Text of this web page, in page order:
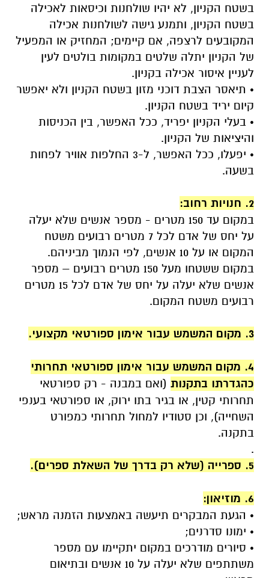
בשטח הקניון, לא יהיו שולחנות וכיסאות לאכילה
בשטח הקניון, ותמנע גישה לשולחנות אכילה
המקובעים לרצפה, אם קיימים; המחזיק או המפעיל
של הקניון יתלה שלטים במקומות בולטים לעין
לעניין איסור אכילה בקניון.
• תיאסר הצבת דוכני מזון בשטח הקניון ולא יאפשר
קיום יריד בשטח הקניון.
• בעלי הקניון יפריד, ככל האפשר, בין הכניסות
והיציאות של הקניון.
• יפעלו, ככל האפשר, ל-3 החלפות אוויר לפחות
בשעה.
2. חנויות רחוב:
במקום עד 150 מטרים - מספר אנשים שלא יעלה
על יחס של אדם לכל 7 מטרים רבועים משטח
המקום או על 10 אנשים, לפי הנמוך מביניהם.
במקום ששטחו מעל 150 מטרים רבועים – מספר
אנשים שלא יעלה על יחס של אדם לכל 15 מטרים
רבועים משטח המקום.
3. מקום המשמש עבור אימון ספורטאי מקצועי.
4. מקום המשמש עבור אימון ספורטאי תחרותי
כהגדרתו בתקנות (ואם במבנה - רק ספורטאי
תחרותי קטין, או בגיר בתו ירוק, או ספורטאי בענפי
השחייה), וכן סטודיו למחול תחרותי כמפורט
בתקנה.
.
5. ספרייה (שלא רק בדרך של השאלת ספרים).
6. מוזיאון:
• הגעת המבקרים תיעשה באמצעות הזמנה מראש;
• ימונו סדרנים;
• סיורים מודרכים במקום יתקיימו עם מספר
משתתפים שלא יעלה על 10 אנשים ובתיאום